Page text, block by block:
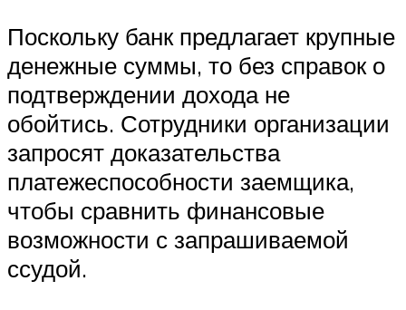
Поскольку банк предлагает крупные
денежные суммы, то без справок о
подтверждении дохода не
обойтись. Сотрудники организации
запросят доказательства
платежеспособности заемщика,
чтобы сравнить финансовые
возможности с запрашиваемой
ссудой.